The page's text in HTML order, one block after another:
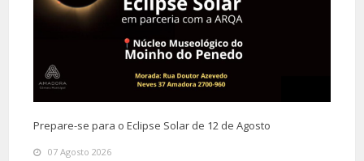
Prepare-se para o Eclipse Solar de 12 de Agosto
07 Agosto 2026